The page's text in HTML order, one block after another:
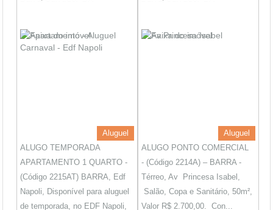
Aluguel
ALUGO TEMPORADA
APARTAMENTO 1 QUARTO -
(Código 2215AT) BARRA, Edf
Napoli, Disponível para aluguel
de temporada, no EDF Napoli,
Aluguel
ALUGO PONTO COMERCIAL
- (Código 2214A) – BARRA -
Térreo, Av Princesa Isabel,
Salão, Copa e Sanitário, 50m²,
Valor R$ 2.700,00. Con...